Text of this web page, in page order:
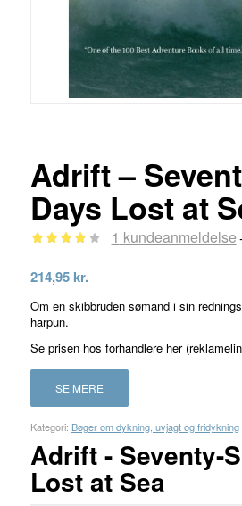
Adrift –
Days Lost at
som
4.00ud
af 5
baseret
1
kundebedømmelse
1 kundeanmeldelse
214,95 kr.
Om en skibbruden sømand i sin
harpun.
Se prisen hos forhandlere her
SE MERE
Kategori: Bøger om dykning, uvjagt og fridykning
Adrift - Seventy-
Lost at Sea